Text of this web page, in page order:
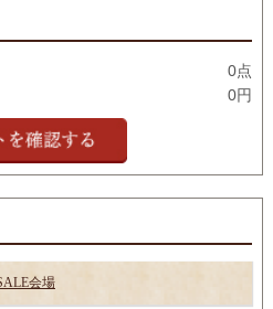
0点
0円
会場